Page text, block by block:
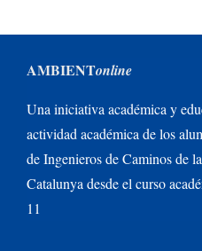
AMBIENTonline
Una iniciativa académica y
actividad académica de los
de Ingenieros de Caminos de
Catalunya desde el curso
11